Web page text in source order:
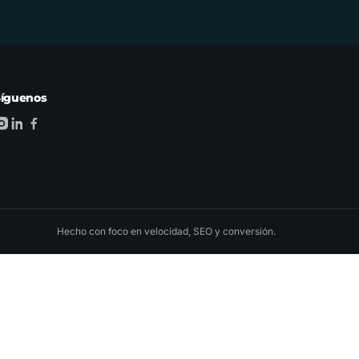
Hecho con foco en velocidad, SEO y conversión.